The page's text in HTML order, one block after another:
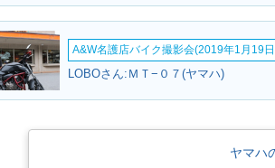
A&W名護店バイク撮影会(2019年1月19
LOBOさん:ＭＴ−０７(ヤマハ)
ヤマハ